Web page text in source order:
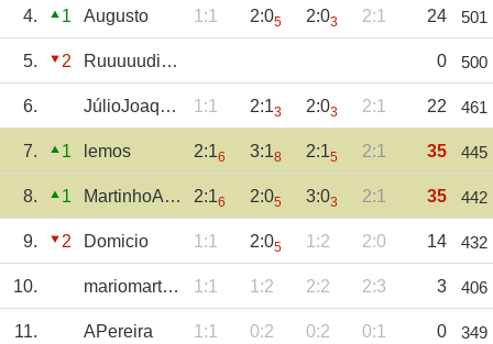
4. 1 Augusto 1:1 2:05 2:03 2:1 24 501
5. 2 RuuuuudiVöller 0 500
6. JúlioJoaquim 1:1 2:13 2:03 2:1 22 461
7. 1 lemos 2:16 3:18 2:15 2:1 35 445
8. 1 MartinhoAmorim 2:16 2:05 3:03 2:1 35 442
9. 2 Domicio 1:1 2:05 1:2 2:0 14 432
10. mariomartins 1:1 1:2 2:2 2:3 3 406
11. APereira 1:1 0:2 0:2 0:1 0 349